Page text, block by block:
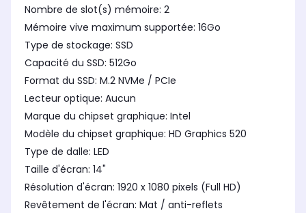
Nombre de slot(s) mémoire: 2
Mémoire vive maximum supportée: 16Go
Type de stockage: SSD
Capacité du SSD: 512Go
Format du SSD: M.2 NVMe / PCIe
Lecteur optique: Aucun
Marque du chipset graphique: Intel
Modèle du chipset graphique: HD Graphics 520
Type de dalle: LED
Taille d'écran: 14"
Résolution d'écran: 1920 x 1080 pixels (Full HD)
Revêtement de l'écran: Mat / anti-reflets